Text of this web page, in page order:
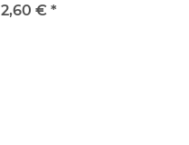
2,60 € *